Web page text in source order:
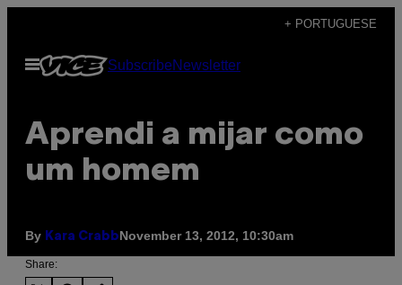
content
+ PORTUGUESE
Open
Menu
SubscribeNewsletter
Aprendi a mijar como
um homem
By Kara CrabbNovember 13, 2012, 10:30am
Share: